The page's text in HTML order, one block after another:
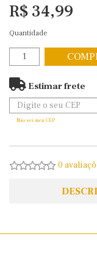
R$ 34,99
Quantidade
Estimar frete
Não sei meu CEP
0